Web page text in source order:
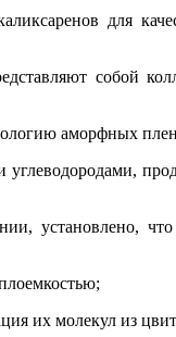
для
собой
аморфных
установлено,
их молекул из